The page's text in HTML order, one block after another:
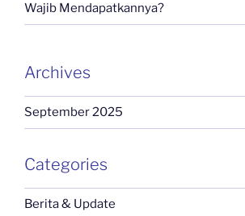
Wajib Mendapatkannya?
Archives
September 2025
Categories
Berita & Update